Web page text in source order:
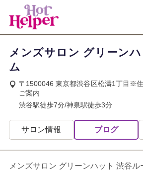
メンズサロン グリーン
ム
〒1500046 東京都渋谷区松濤1丁目※
ご案内
渋谷駅徒歩7分/神泉駅徒歩3分
サロン情報 ブログ
メンズサロン グリーンハット 渋谷